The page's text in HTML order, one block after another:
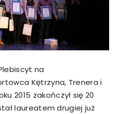
na
Kętrzyna, Trenera i
2015 zakończył się 20
laureatem drugiej już